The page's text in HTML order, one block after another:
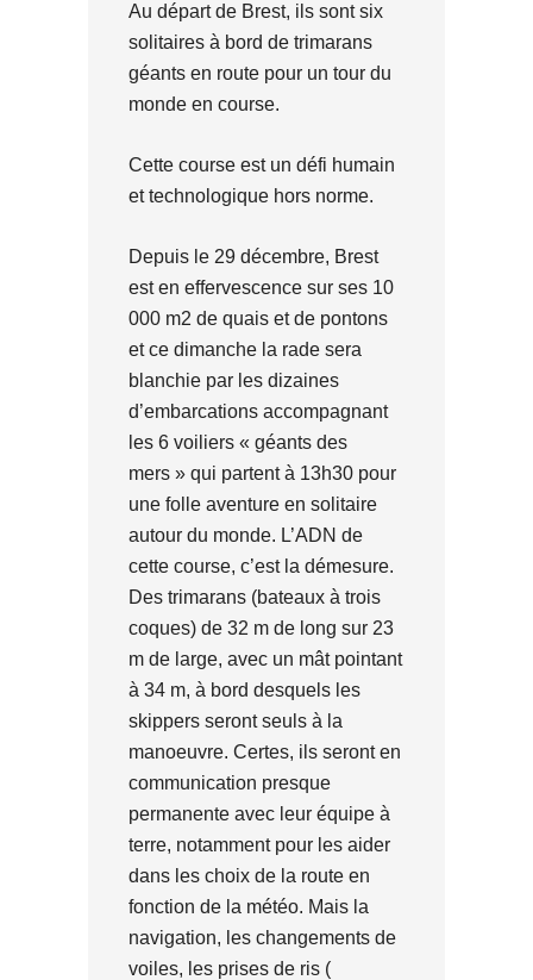
Au départ de Brest, ils sont six
solitaires à bord de trimarans
géants en route pour un tour du
monde en course.
Cette course est un défi humain
et technologique hors norme.
Depuis le 29 décembre, Brest
est en effervescence sur ses 10
000 m2 de quais et de pontons
et ce dimanche la rade sera
blanchie par les dizaines
d’embarcations accompagnant
les 6 voiliers « géants des
mers » qui partent à 13h30 pour
une folle aventure en solitaire
autour du monde. L’ADN de
cette course, c’est la démesure.
Des trimarans (bateaux à trois
coques) de 32 m de long sur 23
m de large, avec un mât pointant
à 34 m, à bord desquels les
skippers seront seuls à la
manoeuvre. Certes, ils seront en
communication presque
permanente avec leur équipe à
terre, notamment pour les aider
dans les choix de la route en
fonction de la météo. Mais la
navigation, les changements de
voiles, les prises de ris (